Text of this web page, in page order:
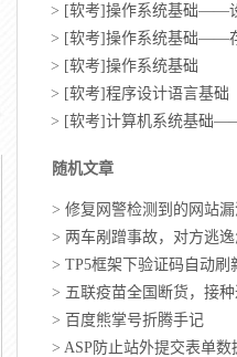
> [软考]操作系统基础——
> [软考]操作系统基础——
> [软考]操作系统基础
> [软考]程序设计语言基础
> [软考]计算机系统基础
随机文章
> 修复网警检测到的网站漏
> 两车剐蹭事故，对方逃逸
> TP5框架下验证码自动刷
> 五联疫苗全国断货，接种
> 百度熊掌号折腾手记
> ASP防止站外提交表单数